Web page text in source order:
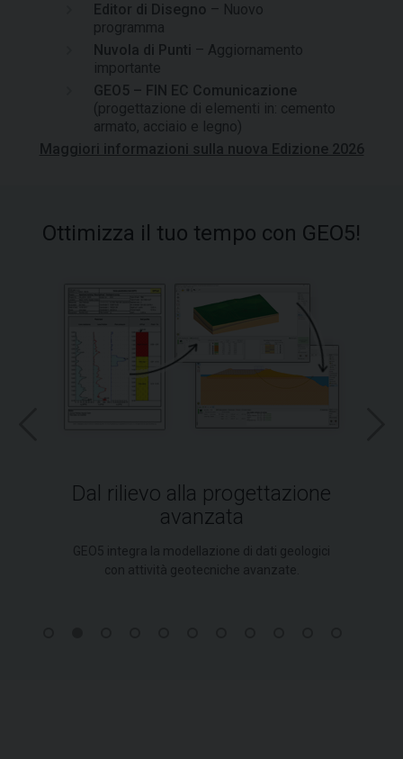
Editor di Disegno – Nuovo
programma
Nuvola di Punti – Aggiornamento
importante
GEO5 – FIN EC Comunicazione
(progettazione di elementi in: cemento
armato, acciaio e legno)
Maggiori informazioni sulla nuova Edizione 2026
Ottimizza il tuo tempo con GEO5!
Dal rilievo alla progettazione
avanzata
GEO5 integra la modellazione di dati geologici
con attività geotecniche avanzate.